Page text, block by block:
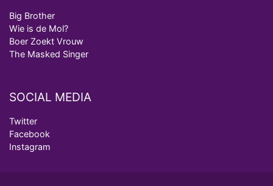
Big Brother
Wie is de Mol?
Boer Zoekt Vrouw
The Masked Singer
SOCIAL MEDIA
Twitter
Facebook
Instagram